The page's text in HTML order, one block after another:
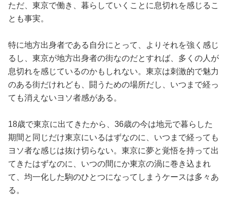
ただ、東京で働き、暮らしていくことに息切れを感じるこ
とも事実。
特に地方出身者である自分にとって、よりそれを強く感じ
るし、東京が地方出身者の街なのだとすれば、多くの人が
息切れを感じているのかもしれない。東京は刺激的で魅力
のある街だけれども、闘うための場所だし、いつまで経っ
ても消えないヨソ者感がある。
18歳で東京に出てきたから、36歳の今は地元で暮らした
期間と同じだけ東京にいるはずなのに、いつまで経っても
ヨソ者な感じは抜け切らない。東京に夢と覚悟を持って出
てきたはずなのに、いつの間にか東京の渦に巻き込まれ
て、均一化した駒のひとつになってしまうケースは多々あ
る。